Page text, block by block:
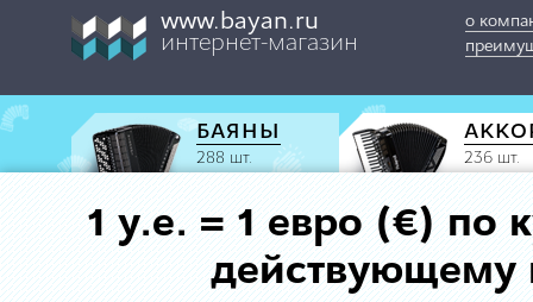
www.bayan.ru
интернет-магазин
о
БАЯНЫ
288 шт. 236 шт.
1 у.е. = 1 евро (€) по
действующему